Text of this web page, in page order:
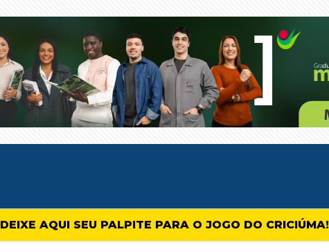
DEIXE AQUI SEU PALPITE PARA O JOGO DO CRICIÚMA!